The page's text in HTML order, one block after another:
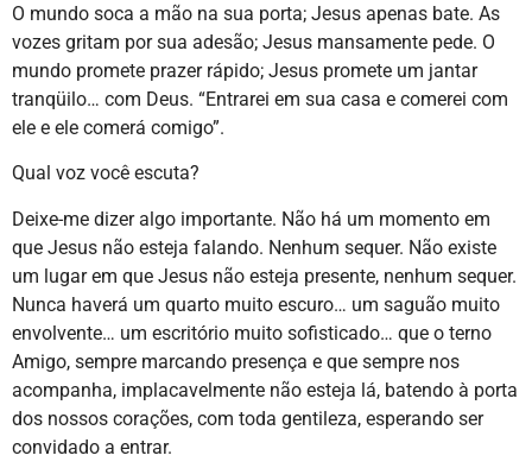
O mundo soca a mão na sua porta; Jesus apenas bate. As
vozes gritam por sua adesão; Jesus mansamente pede. O
mundo promete prazer rápido; Jesus promete um jantar
tranqüilo… com Deus. “Entrarei em sua casa e comerei com
ele e ele comerá comigo”.
Qual voz você escuta?
Deixe-me dizer algo importante. Não há um momento em
que Jesus não esteja falando. Nenhum sequer. Não existe
um lugar em que Jesus não esteja presente, nenhum sequer.
Nunca haverá um quarto muito escuro… um saguão muito
envolvente… um escritório muito sofisticado… que o terno
Amigo, sempre marcando presença e que sempre nos
acompanha, implacavelmente não esteja lá, batendo à porta
dos nossos corações, com toda gentileza, esperando ser
convidado a entrar.